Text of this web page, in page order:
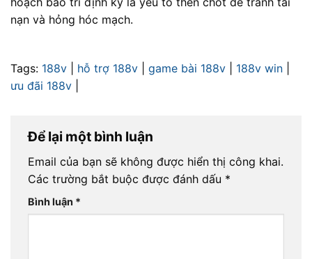
nạn và hỏng hóc mạch.
Tags: 188v hỗ trợ 188v game bài 188v 188v win
ưu đãi 188v
Để lại một bình luận
Email của bạn sẽ không được hiển thị công khai.
Các trường bắt buộc được đánh dấu *
Bình luận *